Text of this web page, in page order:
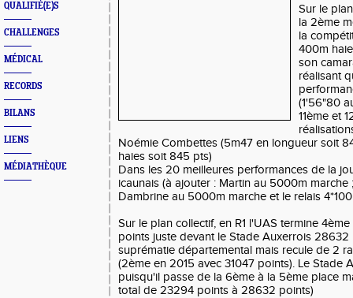
QUALIFIÉ(E)S
CHALLENGES
MÉDICAL
RECORDS
BILANS
LIENS
MÉDIATHÈQUE
Sur le
la 2ème
la
400m
son
réalisant
(1'56"80
11ème et
Noémie Combettes (5m47 en longueur soit
haies soit 845 pts)
Dans les 20 meilleures performances de la
icaunais (à ajouter : Martin au 5000m marche
Dambrine au 5000m marche et le relais
Sur le plan collectif, en R1 l'UAS termine
points juste devant le Stade Auxerrois 28632
suprématie départemental mais recule de 2
(2ème en 2015 avec 31047 points). Le Stade
puisqu'il passe de la 6ème à la 5ème place
total de 23294 points à 28632 points)